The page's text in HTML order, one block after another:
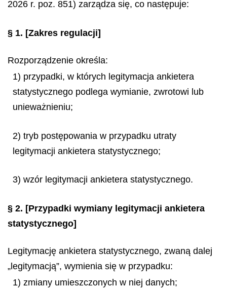
2026 r. poz. 851) zarządza się, co następuje:
§ 1. [Zakres regulacji]
Rozporządzenie określa:
1) przypadki, w których legitymacja ankietera
statystycznego podlega wymianie, zwrotowi lub
unieważnieniu;
2) tryb postępowania w przypadku utraty
legitymacji ankietera statystycznego;
3) wzór legitymacji ankietera statystycznego.
§ 2. [Przypadki wymiany legitymacji ankietera
statystycznego]
Legitymację ankietera statystycznego, zwaną dalej
„legitymacją”, wymienia się w przypadku:
1) zmiany umieszczonych w niej danych;